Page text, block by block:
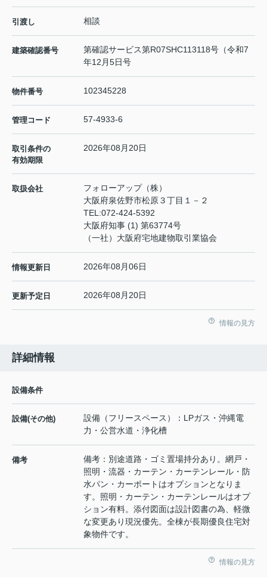
引渡し 相談
建築確認番号
第確認サービス第R07SHC113118号（令和7
年12月5日号
物件番号 102345228
管理コード 57-4933-6
取引条件の
有効期限
2026年08月20日
取扱会社
フォローアップ（株）
大阪府泉佐野市松原３丁目１－２
TEL:072-424-5392
大阪府知事 (1) 第63774号
（一社）大阪府宅地建物取引業協会
情報更新日 2026年08月06日
更新予定日 2026年08月20日
情報の見方
詳細情報
設備条件
設備(その他)
設備（フリースペース）：LPガス・沖縄電
力・公営水道・浄化槽
備考
備考：別途道路・ゴミ置場持分あり。網戸・
照明・流器・カーテン・カーテンレール・防
水パン・カーポートはオプションとなりま
す。照明・カーテン・カーテンレールはオプ
ション有料。添付図面は設計図書の為、軽微
な変更あり現況優先。全棟が長期優良住宅対
象物件です。
情報の見方